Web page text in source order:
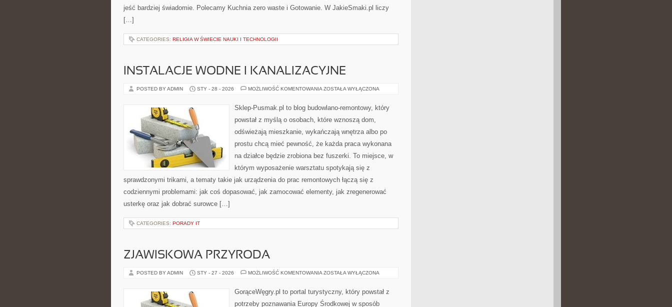
jeść bardziej świadomie. Polecamy Kuchnia zero waste i Gotowanie. W JakieSmaki.pl liczy
[…]
CATEGORIES: RELIGIA W ŚWIECIE NAUKI I TECHNOLOGII
INSTALACJE WODNE I KANALIZACYJNE
POSTED BY ADMIN STY - 28 - 2026 MOŻLIWOŚĆ KOMENTOWANIA INSTALACJE
KANALIZACYJNE
ZOSTAŁA WYŁĄCZONA
Sklep-Pusmak.pl to blog budowlano-remontowy, który
powstał z myślą o osobach, które wznoszą dom,
odświeżają mieszkanie, wykańczają wnętrza albo po
prostu chcą mieć pewność, że każda praca wykonana
na działce będzie zrobiona bez fuszerki. To miejsce, w
którym wyposażenie warsztatu spotykają się z
sprawdzonymi trikami, a tematy takie jak urządzenia do prac remontowych łączą się z
codziennymi problemami: jak coś dopasować, jak zamocować elementy, jak zregenerować
usterkę oraz jak dobrać surowce […]
CATEGORIES: PORADY IT
ZJAWISKOWA PRZYRODA
POSTED BY ADMIN STY - 27 - 2026 MOŻLIWOŚĆ KOMENTOWANIA ZJAWISKOWA
ZOSTAŁA WYŁĄCZONA
GorąceWęgry.pl to portal turystyczny, który powstał z
potrzeby poznawania Europy Środkowej w sposób